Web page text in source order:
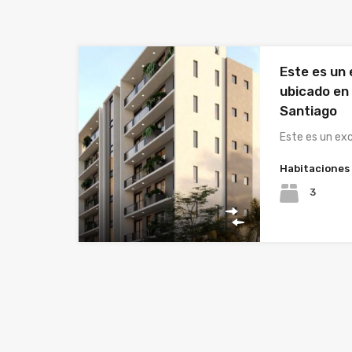
Este es
ubicado
Santiago
Este es un
Habitaciones
3